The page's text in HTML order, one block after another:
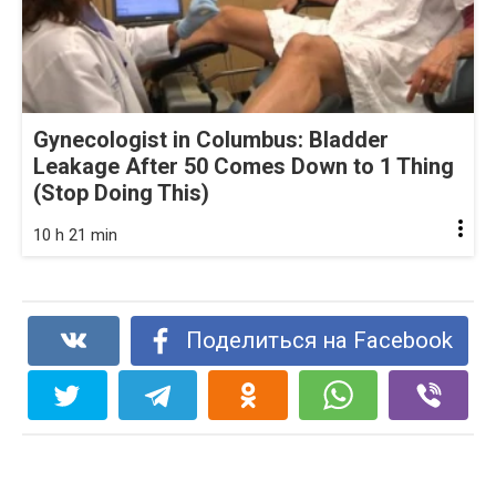
Gynecologist in Columbus: Bladder
Leakage After 50 Comes Down to 1 Thing
(Stop Doing This)
10 h 21 min
Поделиться на Facebook